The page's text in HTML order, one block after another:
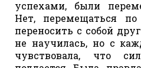
успехами, были
Нет, перемещаться
переносить с собой
не научилась, но с
чувствовала, что